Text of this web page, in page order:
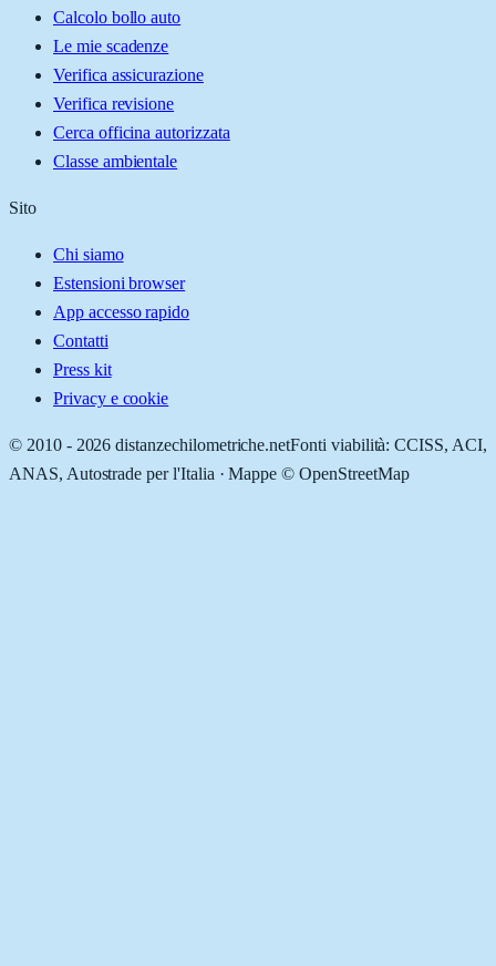
Calcolo bollo auto
Le mie scadenze
Verifica assicurazione
Verifica revisione
Cerca officina autorizzata
Classe ambientale
Sito
Chi siamo
Estensioni browser
App accesso rapido
Contatti
Press kit
Privacy e cookie
© 2010 - 2026 distanzechilometriche.netFonti viabilità: CCISS, ACI,
ANAS, Autostrade per l'Italia · Mappe © OpenStreetMap